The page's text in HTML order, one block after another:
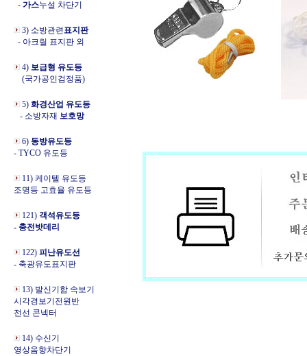
- 가스누설 차단기
3) 소방관련 표지판
- 아크릴 표지판 외
4) 보급형 유도등
(국가공인검정품)
5) 화경산업 유도등
- 소방자재 보호망
6) 동방유도등
- TYCO 유도등
11) 케이텔 유도등
조명등 고효율 유도등
121) 객석유도등
- 충전밧데리
122) 피난유도선
- 축광유도표지판
13) 발신기함 속보기
시각경보기전원반
전선 콘넥터
14) 수신기
영상음향차단기